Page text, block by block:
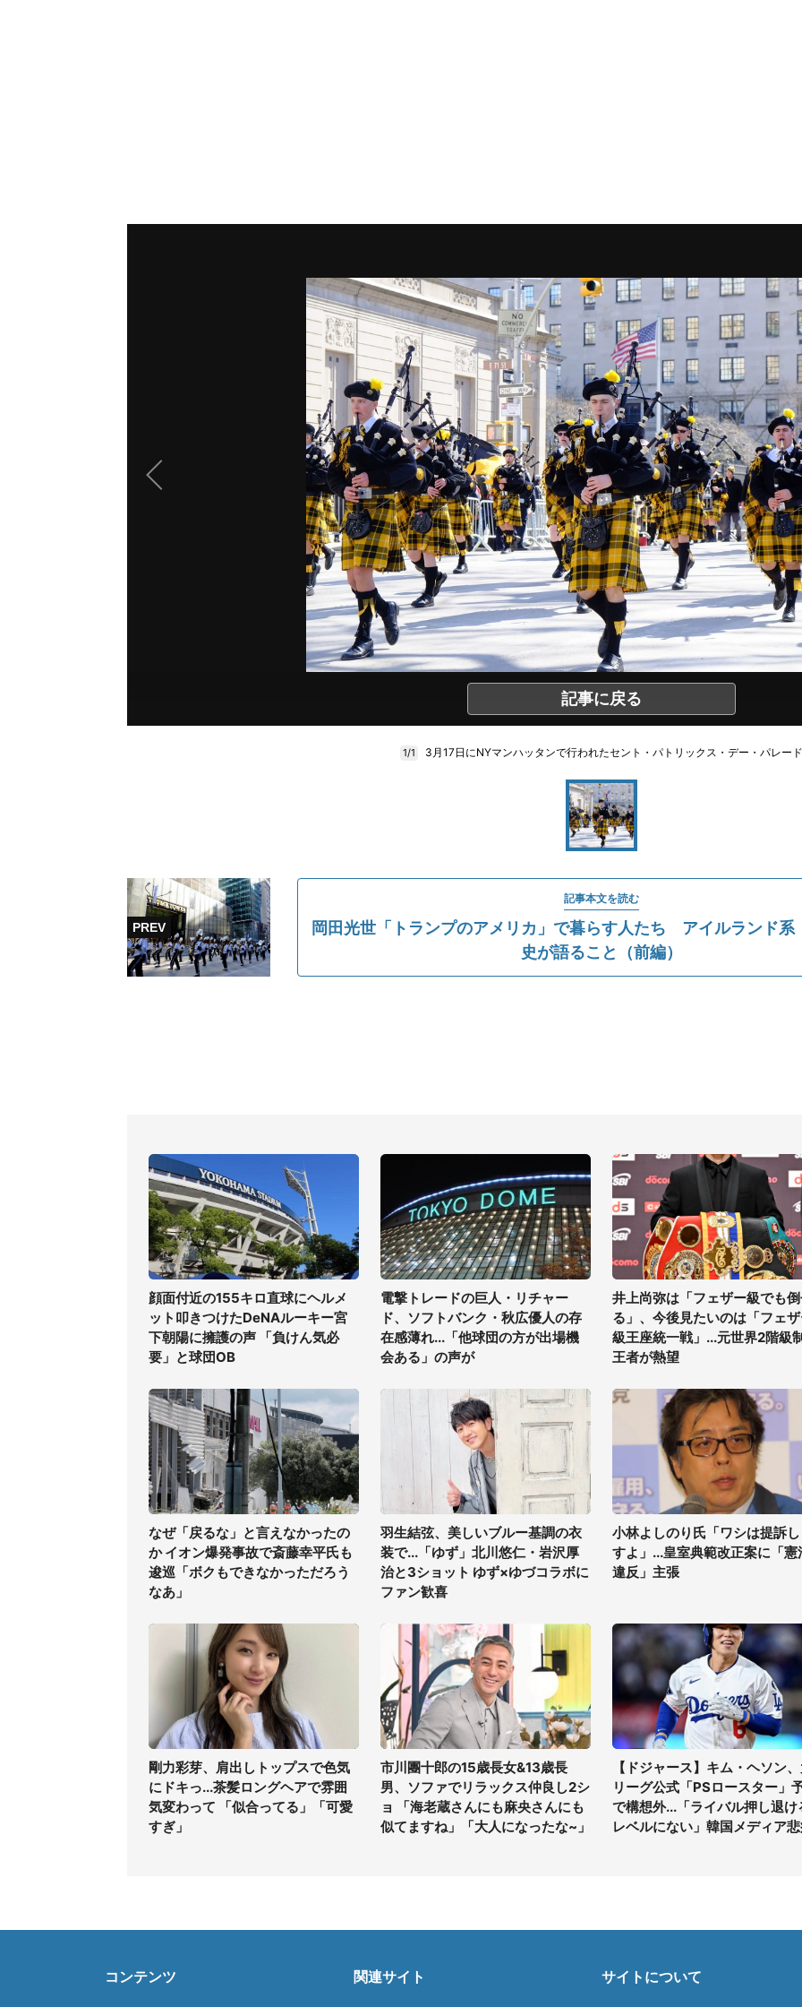
記事に戻る
1/1 3月17日にNYマンハッタンで行われたセント・パトリックス・デー・パレード
記事本文を読む
岡田光世「トランプのアメリカ」で暮らす人たち アイルランド系
史が語ること（前編）
顔面付近の155キロ直球にヘルメ
ット叩きつけたDeNAルーキー宮
下朝陽に擁護の声 「負けん気必
要」と球団OB
電撃トレードの巨人・リチャー
ド、ソフトバンク・秋広優人の存
在感薄れ...「他球団の方が出場機
会ある」の声が
井上尚弥は「フェザー級でも
る」、今後見たいのは「フェ
級王座統一戦」...元世界2階級
王者が熱望
なぜ「戻るな」と言えなかったの
か イオン爆発事故で斎藤幸平氏も
逡巡「ボクもできなかっただろう
なあ」
羽生結弦、美しいブルー基調の衣
装で...「ゆず」北川悠仁・岩沢厚
治と3ショット ゆず×ゆづコラボに
ファン歓喜
小林よしのり氏「ワシは提訴
すよ」...皇室典範改正案に「憲
違反」主張
剛力彩芽、肩出しトップスで色気
にドキっ...茶髪ロングヘアで雰囲
気変わって 「似合ってる」「可愛
すぎ」
市川團十郎の15歳長女&13歳長
男、ソファでリラックス仲良し2シ
ョ 「海老蔵さんにも麻央さんにも
似てますね」「大人になったな~」
【ドジャース】キム・ヘソン
リーグ公式「PSロースター」
で構想外...「ライバル押し退け
レベルにない」韓国メディア
コンテンツ 関連サイト サイトについて